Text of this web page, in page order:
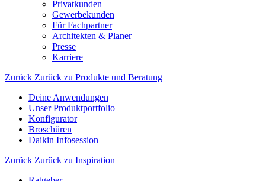
Privatkunden
Gewerbekunden
Für Fachpartner
Architekten & Planer
Presse
Karriere
Zurück Zurück zu Produkte und Beratung
Deine Anwendungen
Unser Produktportfolio
Konfigurator
Broschüren
Daikin Infosession
Zurück Zurück zu Inspiration